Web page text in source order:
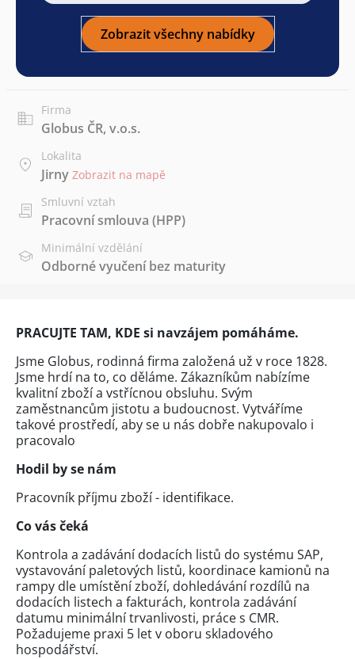
Zobrazit všechny nabídky
Firma
Globus ČR, v.o.s.
Lokalita
Jirny Zobrazit na mapě
Smluvní vztah
Pracovní smlouva (HPP)
Minimální vzdělání
Odborné vyučení bez maturity
PRACUJTE TAM, KDE si navzájem pomáháme.
Jsme Globus, rodinná firma založená už v roce 1828.
Jsme hrdí na to, co děláme. Zákazníkům nabízíme
kvalitní zboží a vstřícnou obsluhu. Svým
zaměstnancům jistotu a budoucnost. Vytváříme
takové prostředí, aby se u nás dobře nakupovalo i
pracovalo
Hodil by se nám
Pracovník příjmu zboží - identifikace.
Co vás čeká
Kontrola a zadávání dodacích listů do systému SAP,
vystavování paletových listů, koordinace kamionů na
rampy dle umístění zboží, dohledávání rozdílů na
dodacích listech a fakturách, kontrola zadávání
datumu minimální trvanlivosti, práce s CMR.
Požadujeme praxi 5 let v oboru skladového
hospodářství.